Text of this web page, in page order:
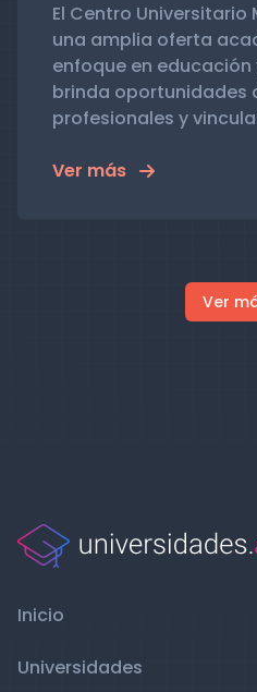
El Centro
una amplia oferta
enfoque en
brinda oportunidades
profesionales y
Ver más
Ver
Inicio
Universidades